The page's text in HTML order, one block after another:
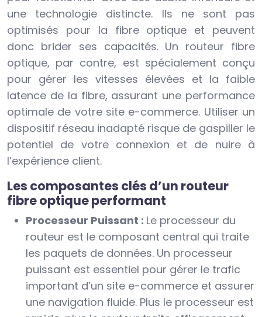
une technologie distincte. Ils ne sont pas
optimisés pour la fibre optique et peuvent
donc brider ses capacités. Un routeur fibre
optique, par contre, est spécialement conçu
pour gérer les vitesses élevées et la faible
latence de la fibre, assurant une performance
optimale de votre site e-commerce. Utiliser un
dispositif réseau inadapté risque de gaspiller le
potentiel de votre connexion et de nuire à
l’expérience client.
Les composantes clés d’un routeur
fibre optique performant
Processeur Puissant : Le processeur du
routeur est le composant central qui traite
les paquets de données. Un processeur
puissant est essentiel pour gérer le trafic
important d’un site e-commerce et assurer
une navigation fluide. Plus le processeur est